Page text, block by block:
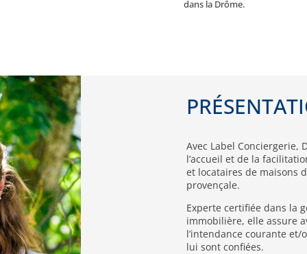
dans la Drôme.
Avec Label Conciergerie,
l’accueil et de la
et locataires de maisons
provençale.
Experte certifiée dans la
immobilière, elle assure
l’intendance courante
lui sont confiées.